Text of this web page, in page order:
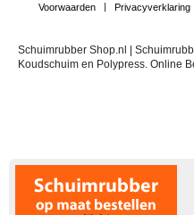
Voorwaarden Privacyverklaring
Schuimrubber Shop.nl |
Koudschuim en Polypress. Online